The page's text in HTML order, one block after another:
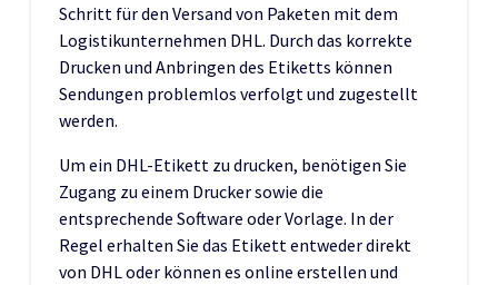
Schritt für den Versand von Paketen mit dem
Logistikunternehmen DHL. Durch das korrekte
Drucken und Anbringen des Etiketts können
Sendungen problemlos verfolgt und zugestellt
werden.
Um ein DHL-Etikett zu drucken, benötigen Sie
Zugang zu einem Drucker sowie die
entsprechende Software oder Vorlage. In der
Regel erhalten Sie das Etikett entweder direkt
von DHL oder können es online erstellen und